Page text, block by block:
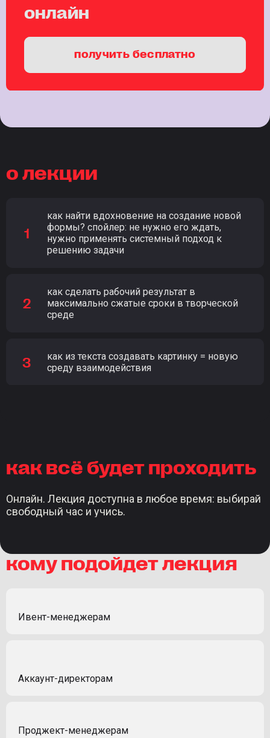
онлайн
получить бесплатно
о лекции
как найти вдохновение на создание новой
формы? спойлер: не нужно его ждать,
нужно применять системный подход к
решению задачи
как сделать рабочий результат в
максимально сжатые сроки в творческой
среде
как из текста создавать картинку = новую
среду взаимодействия
как всё будет проходить
Онлайн. Лекция доступна в любое время: выбирай
свободный час и учись.
кому подойдет лекция
Ивент-менеджерам
Аккаунт-директорам
Проджект-менеджерам